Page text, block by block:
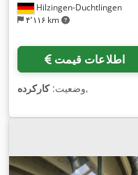
Hilzingen-Duchtlingen
۴٬۱۱۶ km
اطلاعات قیمت
وضعیت:کارکرده ,